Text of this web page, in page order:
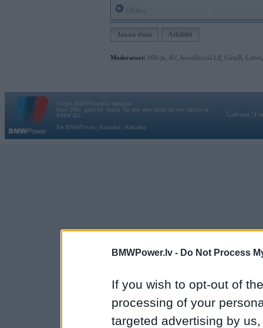
BMWPower.lv - Do Not Process
If you wish to opt-out of
processing of your
targeted advertising by
Jauna tēma Atbildēt
Moderatori: 968-jk AV AiwaShuraLLP, GirtzB Lafter
Vortāls BMWPower.lv darbojas
kopš 2002. gada 14. maija. Tas nav auto klubs un nav saistīts ar
BMW AG.
Par BMWPower
Kontakti Reklāma
Galvena